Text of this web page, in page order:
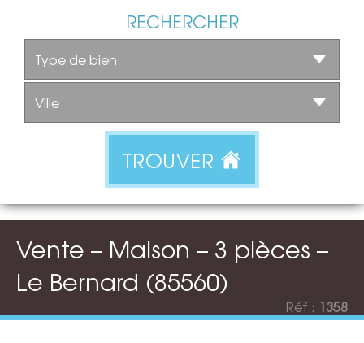
RECHERCHER
TROUVER
Vente – Maison – 3 pièces –
Le Bernard (85560)
Réf : 1358